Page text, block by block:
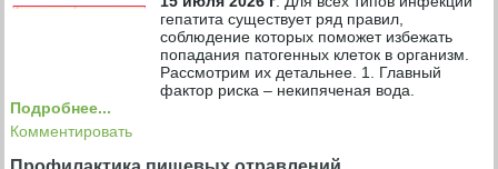
гепатита существует ряд правил,
соблюдение которых поможет избежать
попадания патогенных клеток в организм.
Рассмотрим их детальнее. 1. Главный
фактор риска – некипяченая вода.
Подробнее...
Комментировать